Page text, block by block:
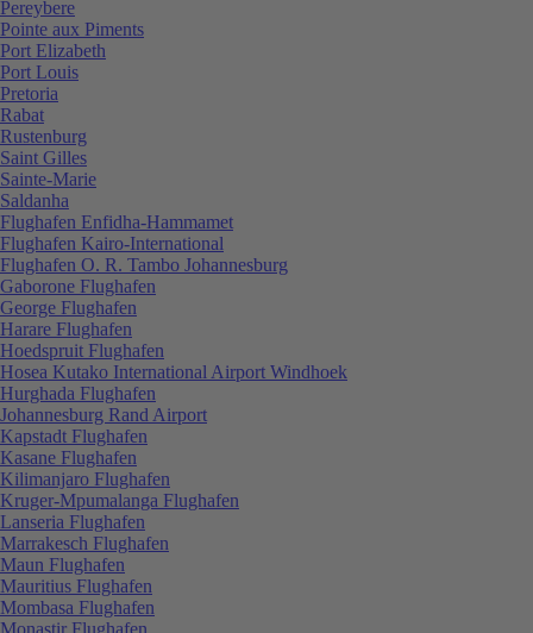
Pereybere
Pointe aux Piments
Port Elizabeth
Port Louis
Pretoria
Rabat
Rustenburg
Saint Gilles
Sainte-Marie
Saldanha
Flughafen Enfidha-Hammamet
Flughafen Kairo-International
Flughafen O. R. Tambo Johannesburg
Gaborone Flughafen
George Flughafen
Harare Flughafen
Hoedspruit Flughafen
Hosea Kutako International Airport Windhoek
Hurghada Flughafen
Johannesburg Rand Airport
Kapstadt Flughafen
Kasane Flughafen
Kilimanjaro Flughafen
Kruger-Mpumalanga Flughafen
Lanseria Flughafen
Marrakesch Flughafen
Maun Flughafen
Mauritius Flughafen
Mombasa Flughafen
Monastir Flughafen